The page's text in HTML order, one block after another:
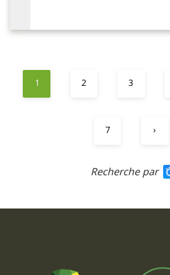
1 2 3
7 ›
Recherche par